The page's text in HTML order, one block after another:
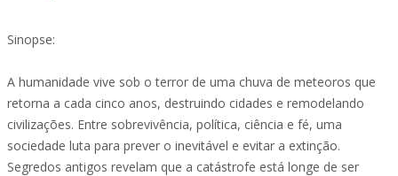
Sinopse:
A humanidade vive sob o terror de uma chuva de meteoros que
retorna a cada cinco anos, destruindo cidades e remodelando
civilizações. Entre sobrevivência, política, ciência e fé, uma
sociedade luta para prever o inevitável e evitar a extinção.
Segredos antigos revelam que a catástrofe está longe de ser